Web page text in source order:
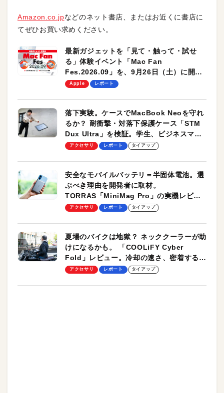
Amazon.co.jpなどのネット書店、またはお近くに書店に
てぜひお買い求めください。
最新ガジェットを「見て・触って・試せ
る」体験イベント「Mac Fan
Fes.2026.09」を、9月26日（土）に開催
します！
Apple レポート
落下実験。ケースでMacBook Neoを守れ
るか？ 耐衝撃・対落下保護ケース「STM
Dux Ultra」を検証。学生、ビジネスマン
のモバイルユースに最適！
アクセサリ レポート タイアップ
安全なモバイルバッテリ＝半固体電池。選
ぶべき理由を開発者に取材。
TORRAS「MiniMag Pro」の実機レビュ
ーも
アクセサリ レポート タイアップ
夏場のバイクは地獄？ ネッククーラーが助
けになるかも。 「COOLiFY Cyber
Fold」レビュー。冷却の速さ、密着する冷
却プレート、シンプルな操作性がグッド！
アクセサリ レポート タイアップ